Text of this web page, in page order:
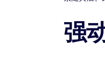
强